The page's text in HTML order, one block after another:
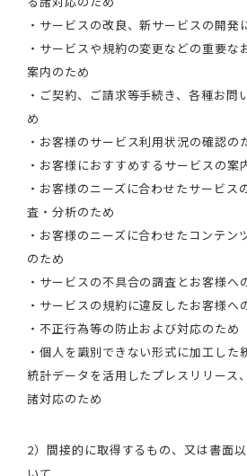
・サービスの改良、新サービスの開発
・サービスや規約の変更などの重要な
案内のため
・ご契約、ご請求等手続き、各種お問
め
・お客様のサービス利用状況の確認の
・お客様におすすめするサービスの案
・お客様のニーズに合わせたサービス
査・分析のため
・お客様のニーズに合わせたコンテン
のため
・サービスの不具合の調査とお客様へ
・サービスの規約に違反したお客様へ
・不正行為等の防止および対応のため
・個人を識別できない形式に加工した
統計データを活用したプレスリリース
諸対応のため
2）間接的に取得するもの、又は書面